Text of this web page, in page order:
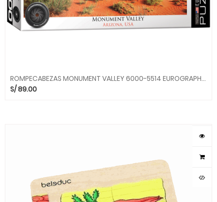
ROMPECABEZAS MONUMENT VALLEY 6000-5514 EUROGRAPHICS
S/89.00